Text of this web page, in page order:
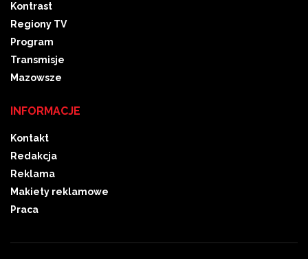
Kontrast
Regiony TV
Program
Transmisje
Mazowsze
INFORMACJE
Kontakt
Redakcja
Reklama
Makiety reklamowe
Praca